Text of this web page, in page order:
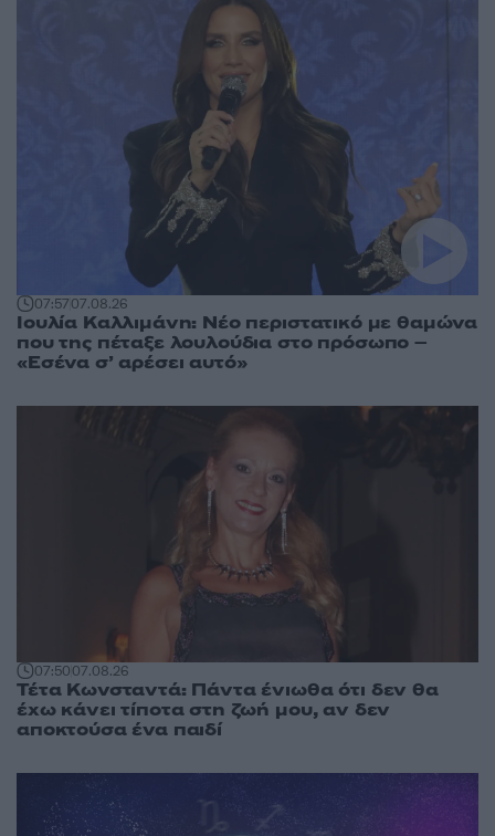
07:5707.08.26
Ιουλία Καλλιμάνη: Νέο περιστατικό με θαμώνα
που της πέταξε λουλούδια στο πρόσωπο –
«Εσένα σ’ αρέσει αυτό»
07:5007.08.26
Τέτα Κωνσταντά: Πάντα ένιωθα ότι δεν θα
έχω κάνει τίποτα στη ζωή μου, αν δεν
αποκτούσα ένα παιδί